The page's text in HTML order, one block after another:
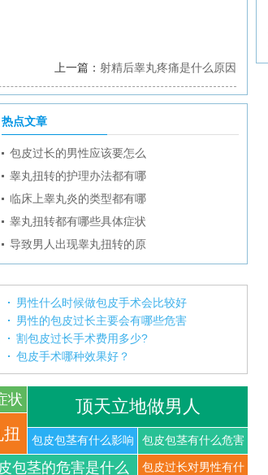
上一篇： 射精后睾丸疼痛是什么原因
热点文章
包皮过长的男性应该要怎么
睾丸扭转的护理办法都有哪
临床上睾丸炎的类型都有哪
睾丸扭转都有哪些具体症状
导致男人出现睾丸扭转的原
男性什么时候做包皮手术会比较好
男性的包皮过长主要会有哪些危害
割包皮过长手术费用多少?
包皮手术哪种效果好？
状
顶天立地做男人
包皮包茎有什么影响 包皮包茎有什么危害
包茎的危害是什么 包皮过长对男性有什